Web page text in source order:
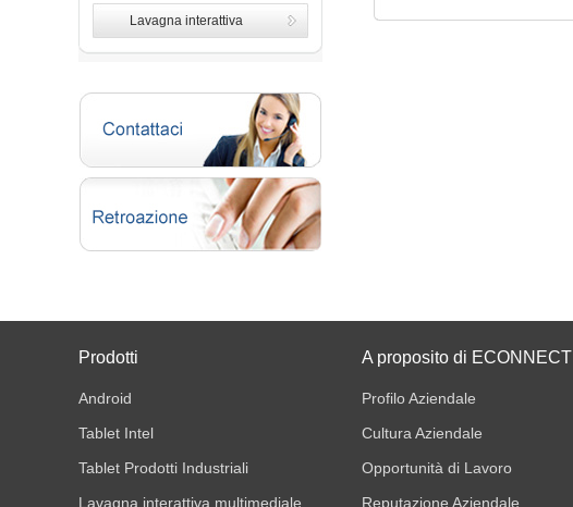
Lavagna interattiva
multimediale
Prodotti
Android
Tablet Intel
Tablet Prodotti Industriali
Lavagna interattiva multimediale
A proposito di ECONNECT
Profilo Aziendale
Cultura Aziendale
Opportunità di Lavoro
Reputazione Aziendale